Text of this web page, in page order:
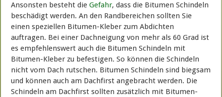
Ansonsten besteht dieGefahr, dass die Bitumen Schindeln
beschädigt werden. An den Randbereichen sollten Sie
einen speziellen Bitumen-Kleber zum Abdichten
auftragen. Bei einer Dachneigung von mehr als 60 Grad ist
es empfehlenswert auch die Bitumen Schindeln mit
Bitumen-Kleber zu befestigen. So können die Schindeln
nicht vom Dach rutschen. Bitumen Schindeln sind biegsam
und können auch am Dachfirst angebracht werden. Die
Schindeln am Dachfirst sollten zusätzlich mit Bitumen-